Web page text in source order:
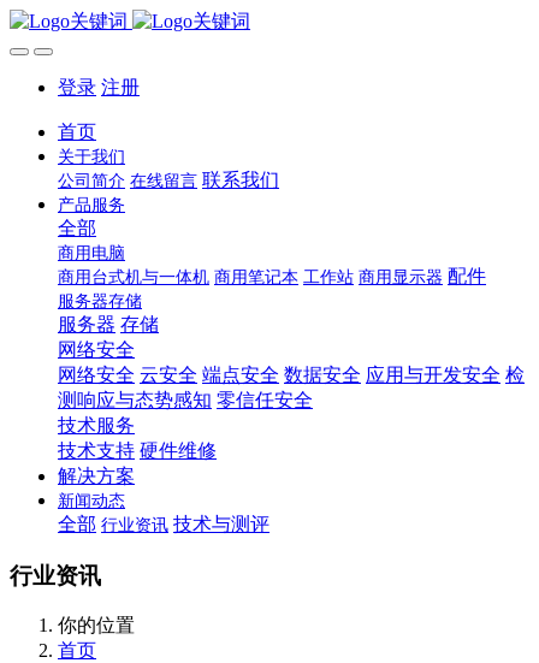
登录 注册
首页
关于我们
公司简介 在线留言 联系我们
产品服务
全部
商用电脑
商用台式机与一体机 商用笔记本 工作站 商用显示器 配件
服务器存储
服务器 存储
网络安全
网络安全 云安全 端点安全 数据安全 应用与开发安全 检
测响应与态势感知 零信任安全
技术服务
技术支持 硬件维修
解决方案
新闻动态
全部 行业资讯 技术与测评
行业资讯
你的位置
首页